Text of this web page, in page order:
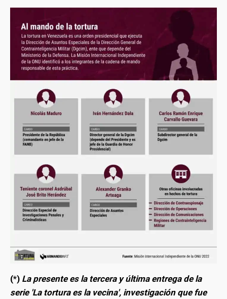
(*) La presente es la tercera y última entrega de la
serie 'La tortura es la vecina', investigación que fue